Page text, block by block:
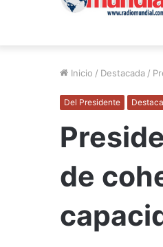
Inicio / Destacada /
Del Presidente
de